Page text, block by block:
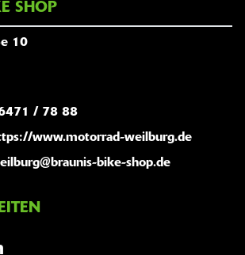
SHOP
10
/ 78 88
www.motorrad-weilburg.de
bike-shop.de